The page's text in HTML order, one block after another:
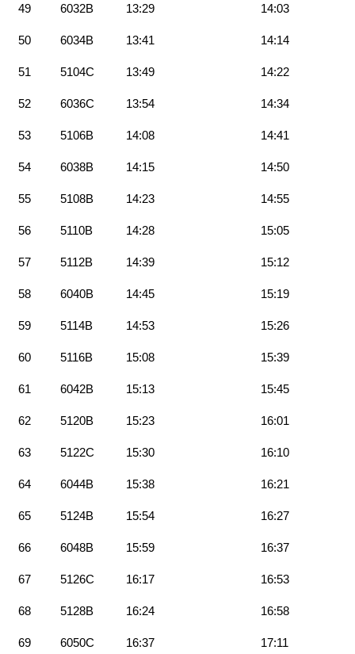
49 6032B 13:29 14:03
50 6034B 13:41 14:14
51 5104C 13:49 14:22
52 6036C 13:54 14:34
53 5106B 14:08 14:41
54 6038B 14:15 14:50
55 5108B 14:23 14:55
56 5110B 14:28 15:05
57 5112B 14:39 15:12
58 6040B 14:45 15:19
59 5114B 14:53 15:26
60 5116B 15:08 15:39
61 6042B 15:13 15:45
62 5120B 15:23 16:01
63 5122C 15:30 16:10
64 6044B 15:38 16:21
65 5124B 15:54 16:27
66 6048B 15:59 16:37
67 5126C 16:17 16:53
68 5128B 16:24 16:58
69 6050C 16:37 17:11